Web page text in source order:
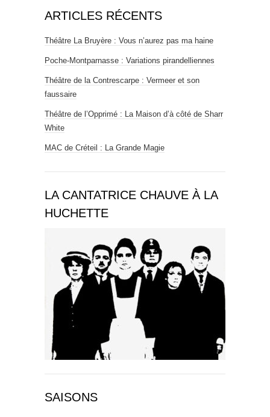
ARTICLES RÉCENTS
Théâtre La Bruyère : Vous n’aurez pas ma haine
Poche-Montparnasse : Variations pirandelliennes
Théâtre de la Contrescarpe : Vermeer et son
faussaire
Théâtre de l’Opprimé : La Maison d’à côté de Sharr
White
MAC de Créteil : La Grande Magie
LA CANTATRICE CHAUVE À LA
HUCHETTE
SAISONS